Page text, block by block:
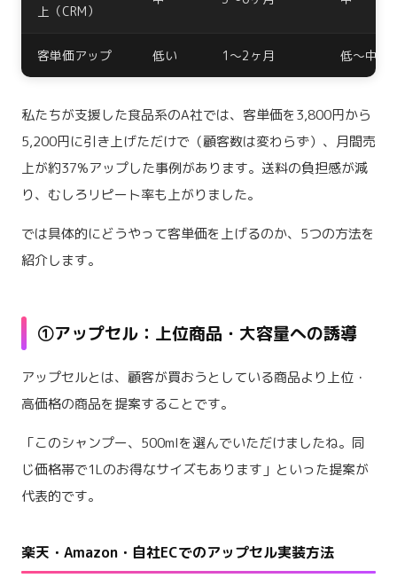
上（CRM）
客単価アップ 低い 1〜2ヶ月 低〜中
私たちが支援した食品系のA社では、客単価を3,800円から
5,200円に引き上げただけで（顧客数は変わらず）、月間売
上が約37%アップした事例があります。送料の負担感が減
り、むしろリピート率も上がりました。
では具体的にどうやって客単価を上げるのか、5つの方法を
紹介します。
①アップセル：上位商品・大容量への誘導
アップセルとは、顧客が買おうとしている商品より上位・
高価格の商品を提案することです。
「このシャンプー、500mlを選んでいただけましたね。同
じ価格帯で1Lのお得なサイズもあります」といった提案が
代表的です。
楽天・Amazon・自社ECでのアップセル実装方法